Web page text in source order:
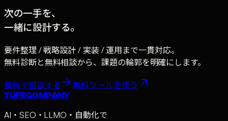
次の一手を、
一緒に設計する。
要件整理 / 戦略設計 / 実装 / 運用まで一貫対応。
無料診断と無料相談から、課題の輪郭を明確にします。
無料で相談する 無料ツールを使う
TUFE COMPANY
AI・SEO・LLMO・自動化で